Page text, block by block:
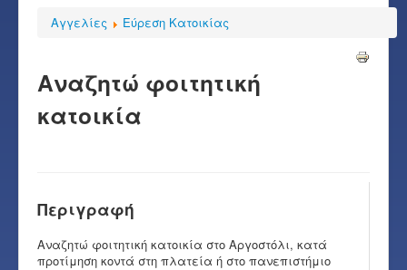
Αγγελίες Εύρεση Κατοικίας
Αναζητώ φοιτητική
κατοικία
Περιγραφή
Αναζητώ φοιτητική κατοικία στο Αργοστόλι, κατά
προτίμηση κοντά στη πλατεία ή στο πανεπιστήμιο